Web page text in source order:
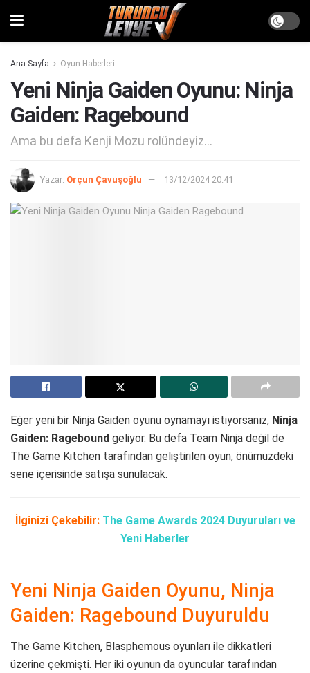
Ana Sayfa Oyun Haberleri
Yeni Ninja Gaiden Oyunu: Ninja
Gaiden: Ragebound
Ama bu defa Kenji Mozu rolündeyiz...
Yazar: Orçun Çavuşoğlu 13/12/2024 20:41
Eğer yeni bir Ninja Gaiden oyunu oynamayı istiyorsanız, Ninja
Gaiden: Ragebound geliyor. Bu defa Team Ninja değil de
The Game Kitchen tarafından geliştirilen oyun, önümüzdeki
sene içerisinde satışa sunulacak.
İlginizi Çekebilir: The Game Awards 2024 Duyuruları ve
Yeni Haberler
Yeni Ninja Gaiden Oyunu, Ninja
Gaiden: Ragebound Duyuruldu
The Game Kitchen, Blasphemous oyunları ile dikkatleri
üzerine çekmişti. Her iki oyunun da oyuncular tarafından